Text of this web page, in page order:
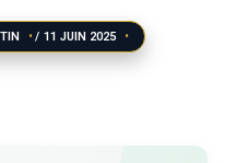
/ 11 JUIN 2025